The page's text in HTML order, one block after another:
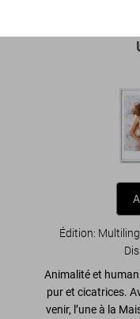
Édition:
Animalité et
pur et cicatrices.
venir, l’une à la